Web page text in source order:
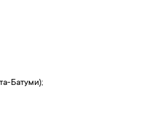
Батуми);